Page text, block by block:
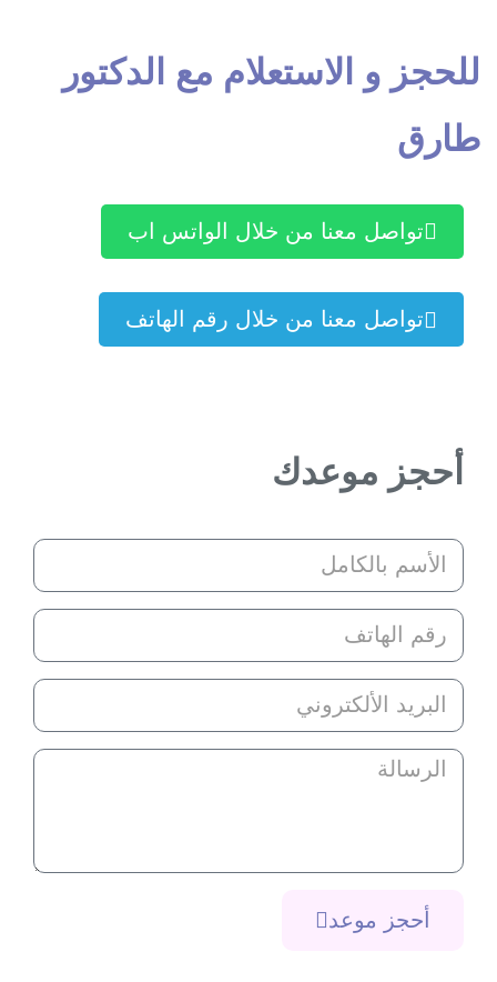
و الاستعلام مع الدكتور
تواصل معنا من خلال الواتس اب
تواصل معنا من خلال رقم الهاتف
أحجز موعدك
أحجز موعد